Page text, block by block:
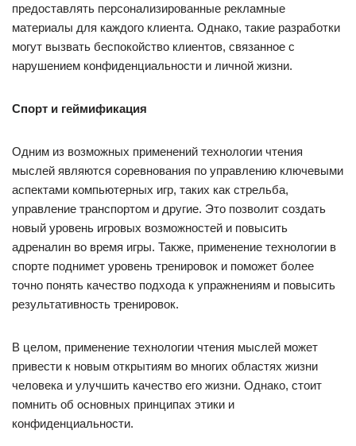
предоставлять персонализированные рекламные
материалы для каждого клиента. Однако, такие разработки
могут вызвать беспокойство клиентов, связанное с
нарушением конфиденциальности и личной жизни.
Спорт и геймификация
Одним из возможных применений технологии чтения
мыслей являются соревнования по управлению ключевыми
аспектами компьютерных игр, таких как стрельба,
управление транспортом и другие. Это позволит создать
новый уровень игровых возможностей и повысить
адреналин во время игры. Также, применение технологии в
спорте поднимет уровень тренировок и поможет более
точно понять качество подхода к упражнениям и повысить
результативность тренировок.
В целом, применение технологии чтения мыслей может
привести к новым открытиям во многих областях жизни
человека и улучшить качество его жизни. Однако, стоит
помнить об основных принципах этики и
конфиденциальности.